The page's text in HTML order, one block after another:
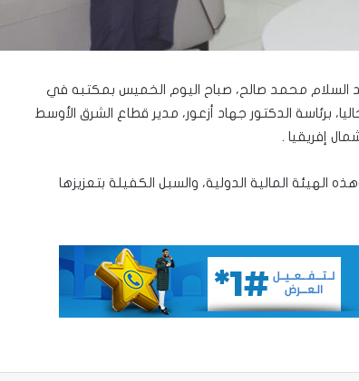
السلام محمد صالح، صباح اليوم الخميس بمكتبه في
برئاسة الدكتور جهاد أزعور، مدير قطاع الشرق الأوسط
إفريقيا .
الهيئة المالية الدولية، والسبل الكفيلة بتعزيزها
تساقطات مطرية على أربع
ولايات(مقاييس)
مجلس الوزراء يعقد اجتماعه الأسبوعي
تعيين رئيس للمجلس الوطني للتنظيم
تعيين مستشارين بديوان الوزير الأول